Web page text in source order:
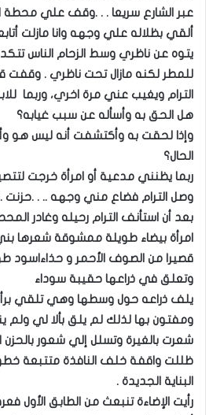
عبر الشارع سريعا . . .وقف علي محطة
ألقي بظلاله علي وجهه وانا مازلت
يتوه عن ناظري وسط الزحام الناس
للمطر لكنه مازال تحت ناظري . وقفت
الترام ويغيب عني مرة اخري، وربما
هل الحق به وأسأله عن سبب غيابه؟
وإذا لحقت به وأكتشفت أنه ليس هو
الحال؟
ربما يظنني مدعية أو امرأة خرجت
وصل الترام فضاع مني وجهه .. . .حزنت
بعد أن استأنف الترام رحيله وغادر
امرأة بيضاء طويلة ممشوقة شعرها
قصيرا من الصوف الأحمر و حذاءاسود
وتعلق في ذراعها حقيبة سوداء
يلف ذراعه حول وسطها وهي تلقي
ومفتون بها لذلك لم يلق بألا لي ولم
شعرت بالغيرة وتسلل إلي شعور بالحزن
ظللت واقفة خلف النافذة متتبعة
البناية الجديدة .
رأيت الإضاءة تنبعث من الطابق الأول